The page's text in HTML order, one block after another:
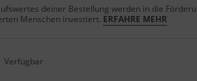
deiner Bestellung werden in die
Menschen investiert. ERFAHRE MEHR
Verfügbar